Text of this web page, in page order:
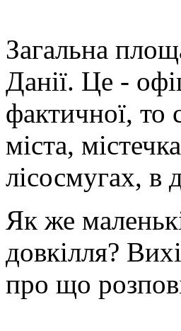
Загальна
Данії. Це -
фактичної, то
міста,
лісосмугах, в
Як же
довкілля?
про що